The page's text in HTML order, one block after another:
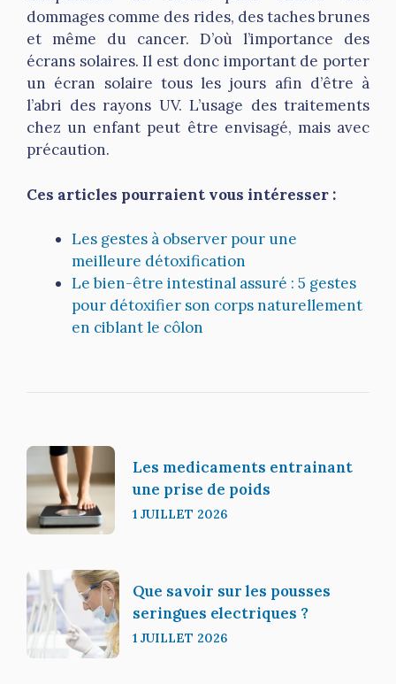
dommages comme des rides, des taches brunes
et même du cancer. D’où l’importance des
écrans solaires. Il est donc important de porter
un écran solaire tous les jours afin d’être à
l’abri des rayons UV. L’usage des traitements
chez un enfant peut être envisagé, mais avec
précaution.
Ces articles pourraient vous intéresser :
Les gestes à observer pour une
meilleure détoxification
Le bien-être intestinal assuré : 5 gestes
pour détoxifier son corps naturellement
en ciblant le côlon
Les medicaments entrainant
une prise de poids
1 JUILLET 2026
Que savoir sur les pousses
seringues electriques ?
1 JUILLET 2026